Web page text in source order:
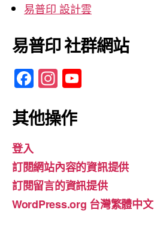
易普印 設計雲
易普印 社群網站
F
c
b
o
o
k
In
a
a
m
u
b
e
其他操作
登入
訂閱網站內容的資訊提供
訂閱留言的資訊提供
WordPress.org 台灣繁體中文